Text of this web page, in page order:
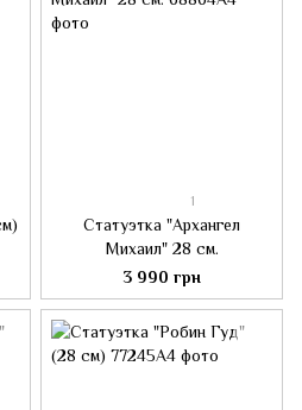
1
Статуэтка "Архангел
Михаил" 28 см.
3 990 грн